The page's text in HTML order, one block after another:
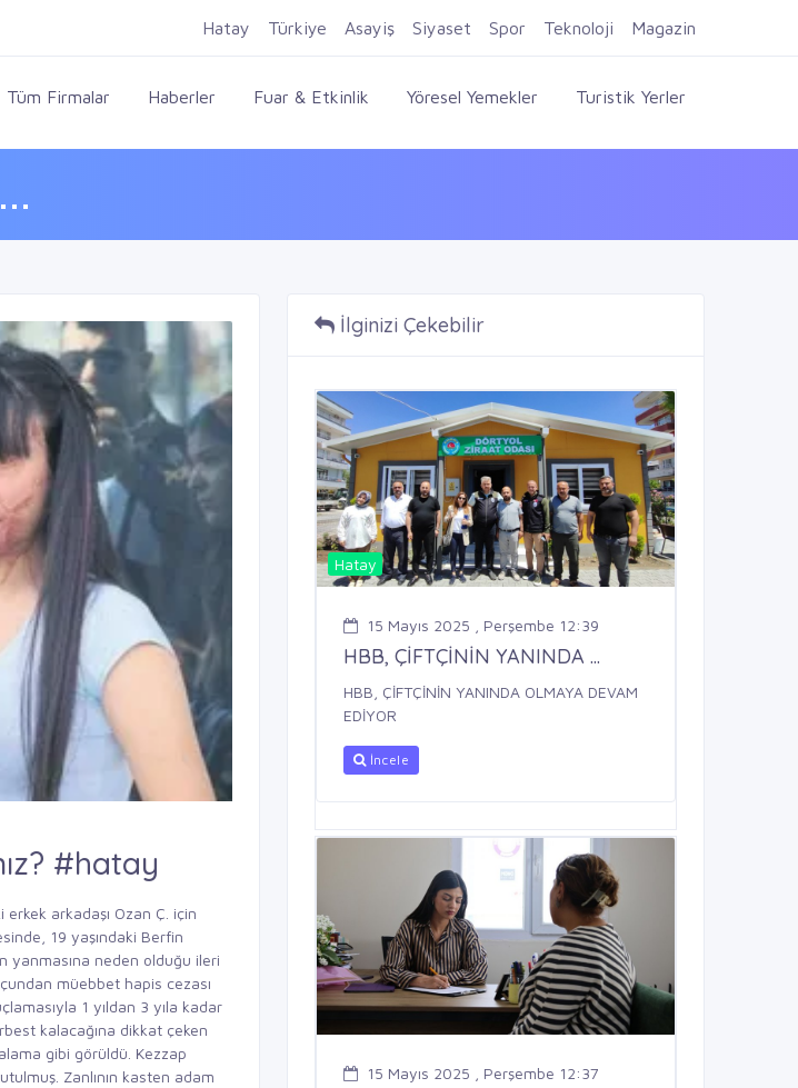
Firma Ekle Kayıt Ol Giriş Yap
Tüm Firmalar Haberler Fuar & Etkinlik Yöresel Yemekler Turistik Yerler
Hatay Türkiye Asayiş Siyaset Spor Teknoloji Magazin
#hatay
arkadaşı Ozan Ç. için
19 yaşındaki Berfin
neden olduğu ileri
müebbet hapis cezası
1 yıldan 3 yıla kadar
kalacağına dikkat çeken
gibi görüldü. Kezzap
Zanlının kasten adam
İlginizi Çekebilir
Hatay
15 Mayıs 2025 , Perşembe 12:39
HBB, ÇİFTÇİNİN YANINDA ...
HBB, ÇİFTÇİNİN YANINDA OLMAYA DEVAM
EDİYOR
İncele
15 Mayıs 2025 , Perşembe 12:37